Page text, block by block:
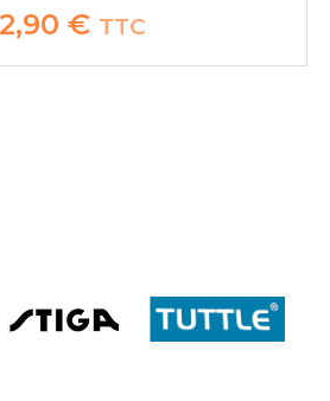
€ TTC